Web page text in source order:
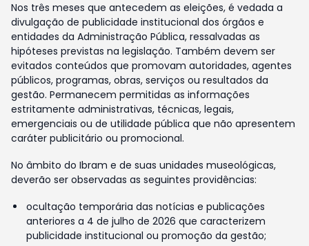
Nos três meses que antecedem as eleições, é vedada a
divulgação de publicidade institucional dos órgãos e
entidades da Administração Pública, ressalvadas as
hipóteses previstas na legislação. Também devem ser
evitados conteúdos que promovam autoridades, agentes
públicos, programas, obras, serviços ou resultados da
gestão. Permanecem permitidas as informações
estritamente administrativas, técnicas, legais,
emergenciais ou de utilidade pública que não apresentem
caráter publicitário ou promocional.
No âmbito do Ibram e de suas unidades museológicas,
deverão ser observadas as seguintes providências:
ocultação temporária das notícias e publicações
anteriores a 4 de julho de 2026 que caracterizem
publicidade institucional ou promoção da gestão;